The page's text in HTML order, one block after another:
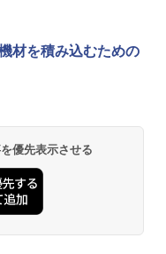
材を積み込むための
優先表示させる